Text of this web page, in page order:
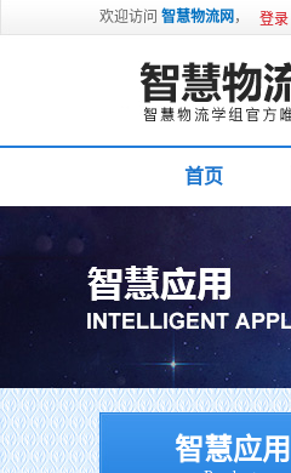
欢迎访问 智慧物流网 ， 登录
首页
智慧应用